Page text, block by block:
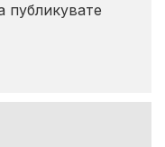
публикувате